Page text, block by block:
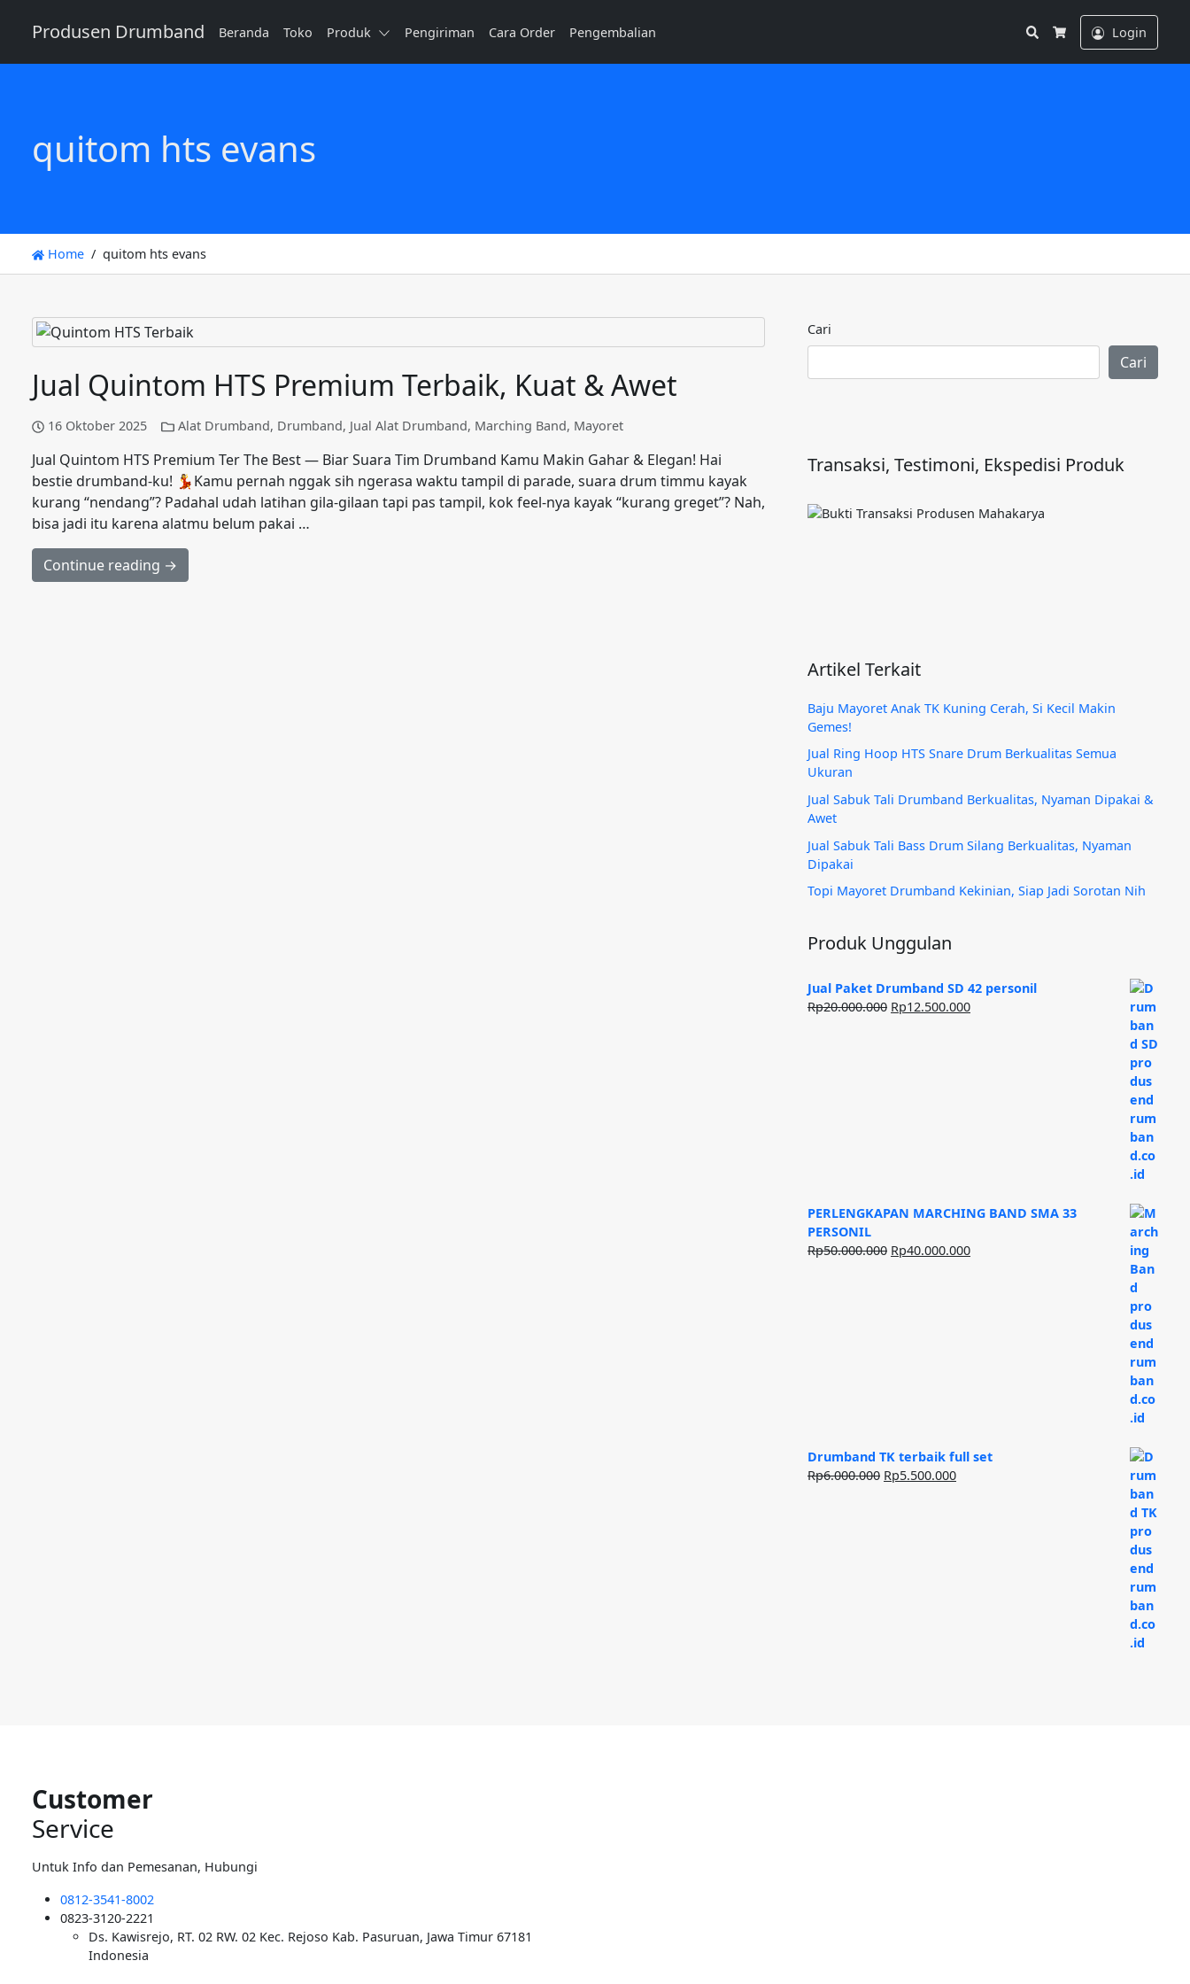
Produsen Drumband Beranda Toko Produk Pengiriman Cara Order Pengembalian
Search
Cart
Login
quitom hts evans
Home quitom hts evans
Jual Quintom HTS Premium Terbaik, Kuat & Awet
16 Oktober 2025 Alat Drumband, Drumband, Jual Alat Drumband, Marching Band, Mayoret
Jual Quintom HTS Premium Ter The Best — Biar Suara Tim Drumband Kamu Makin Gahar & Elegan! Hai
bestie drumband-ku! 💃Kamu pernah nggak sih ngerasa waktu tampil di parade, suara drum timmu kayak
kurang “nendang”? Padahal udah latihan gila-gilaan tapi pas tampil, kok feel-nya kayak “kurang greget”? Nah,
bisa jadi itu karena alatmu belum pakai …
Continue reading →
Cari
Cari
Transaksi, Testimoni, Ekspedisi Produk
Artikel Terkait
Baju Mayoret Anak TK Kuning Cerah, Si Kecil Makin
Gemes!
Jual Ring Hoop HTS Snare Drum Berkualitas Semua
Ukuran
Jual Sabuk Tali Drumband Berkualitas, Nyaman Dipakai &
Awet
Jual Sabuk Tali Bass Drum Silang Berkualitas, Nyaman
Dipakai
Topi Mayoret Drumband Kekinian, Siap Jadi Sorotan Nih
Produk Unggulan
Jual Paket Drumband SD 42 personil
Rp20.000.000 Harga
Rp12.500.000Harga
PERLENGKAPAN MARCHING BAND SMA 33
PERSONIL
Rp50.000.000 Harga
Rp40.000.000Harga
Drumband TK terbaik full set
Rp6.000.000 Harga
Rp5.500.000Harga
Customer
Service
Untuk Info dan Pemesanan, Hubungi
0812-3541-8002
0823-3120-2221
Ds. Kawisrejo, RT. 02 RW. 02 Kec. Rejoso Kab. Pasuruan, Jawa Timur 67181
Indonesia